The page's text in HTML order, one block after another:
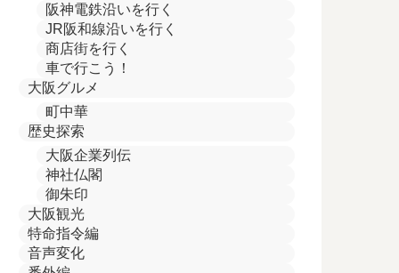
阪神電鉄沿いを行く
JR阪和線沿いを行く
商店街を行く
車で行こう！
大阪グルメ
町中華
歴史探索
大阪企業列伝
神社仏閣
御朱印
大阪観光
特命指令編
音声変化